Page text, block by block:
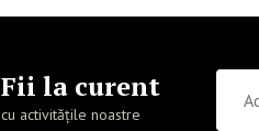
Fii la curent
cu activitățile noastre